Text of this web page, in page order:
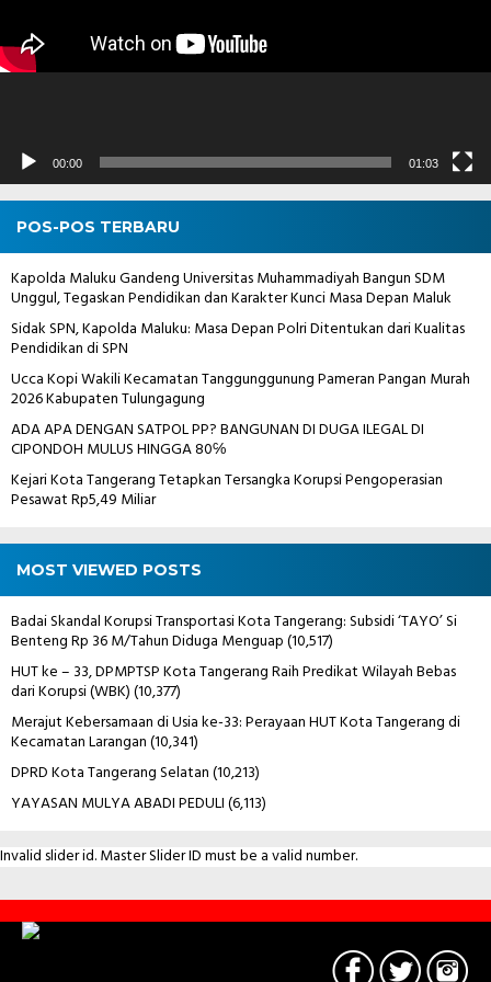
00:00 01:03
POS-POS TERBARU
Kapolda Maluku Gandeng Universitas Muhammadiyah Bangun SDM
Unggul, Tegaskan Pendidikan dan Karakter Kunci Masa Depan Maluk
Sidak SPN, Kapolda Maluku: Masa Depan Polri Ditentukan dari Kualitas
Pendidikan di SPN
Ucca Kopi Wakili Kecamatan Tanggunggunung Pameran Pangan Murah
2026 Kabupaten Tulungagung
ADA APA DENGAN SATPOL PP? BANGUNAN DI DUGA ILEGAL DI
CIPONDOH MULUS HINGGA 80℅
Kejari Kota Tangerang Tetapkan Tersangka Korupsi Pengoperasian
Pesawat Rp5,49 Miliar
MOST VIEWED POSTS
Badai Skandal Korupsi Transportasi Kota Tangerang: Subsidi ‘TAYO’ Si
Benteng Rp 36 M/Tahun Diduga Menguap(10,517)
HUT ke – 33, DPMPTSP Kota Tangerang Raih Predikat Wilayah Bebas
dari Korupsi (WBK)(10,377)
Merajut Kebersamaan di Usia ke-33: Perayaan HUT Kota Tangerang di
Kecamatan Larangan(10,341)
DPRD Kota Tangerang Selatan(10,213)
YAYASAN MULYA ABADI PEDULI(6,113)
Invalid slider id. Master Slider ID must be a valid number.
Contact
Us